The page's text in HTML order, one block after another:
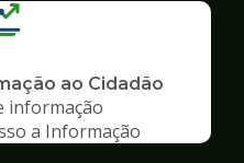
ao Cidadão
informação
a Informação